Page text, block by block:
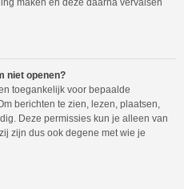
maken en deze daarna vervalsen
niet openen?
toegankelijk voor bepaalde
berichten te zien, lezen, plaatsen,
Deze permissies kun je alleen van
zijn dus ook degene met wie je